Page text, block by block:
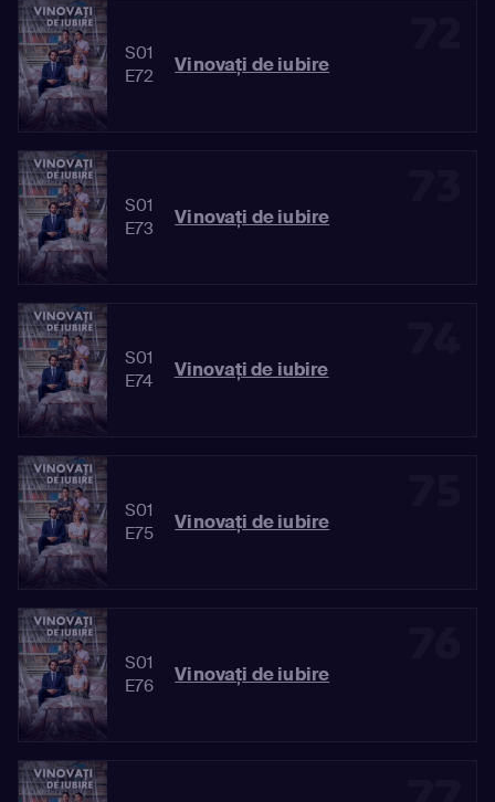
S01
E72
Vinovaţi de iubire
S01
E73
Vinovaţi de iubire
S01
E74
Vinovaţi de iubire
S01
E75
Vinovaţi de iubire
S01
E76
Vinovaţi de iubire